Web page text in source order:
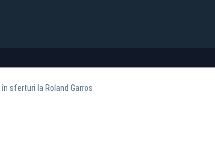
sferturi la Roland Garros